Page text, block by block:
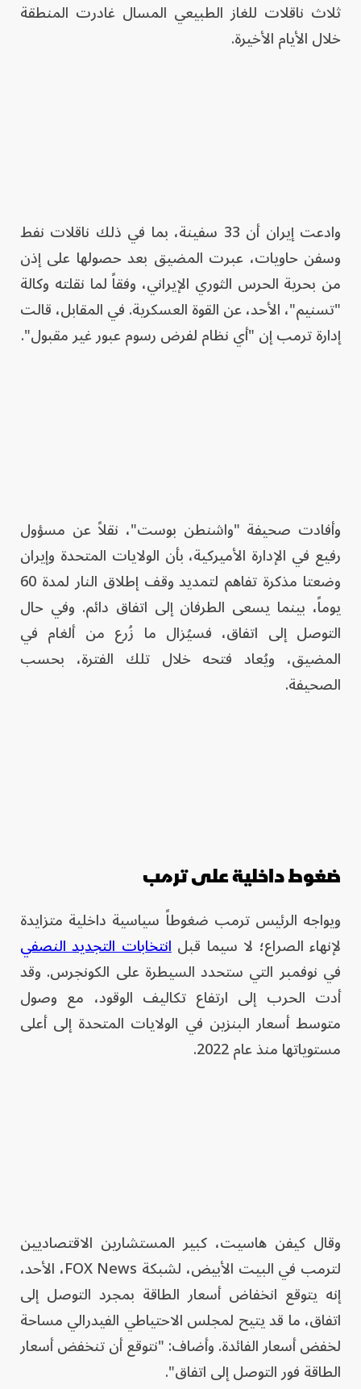
ثلاث ناقلات للغاز الطبيعي المسال غادرت المنطقة
خلال الأيام الأخيرة.
وادعت إيران أن 33 سفينة، بما في ذلك ناقلات نفط
وسفن حاويات، عبرت المضيق بعد حصولها على إذن
من بحرية الحرس الثوري الإيراني، وفقاً لما نقلته وكالة
"تسنيم"، الأحد، عن القوة العسكرية. في المقابل، قالت
إدارة ترمب إن "أي نظام لفرض رسوم عبور غير مقبول".
وأفادت صحيفة "واشنطن بوست"، نقلاً عن مسؤول
رفيع في الإدارة الأميركية، بأن الولايات المتحدة وإيران
وضعتا مذكرة تفاهم لتمديد وقف إطلاق النار لمدة 60
يوماً، بينما يسعى الطرفان إلى اتفاق دائم. وفي حال
التوصل إلى اتفاق، فسيُزال ما زُرع من ألغام في
المضيق، ويُعاد فتحه خلال تلك الفترة، بحسب
الصحيفة.
ضغوط داخلية على ترمب
ويواجه الرئيس ترمب ضغوطاً سياسية داخلية متزايدة
لإنهاء الصراع؛ لا سيما قبلانتخابات التجديد النصفي
في نوفمبر التي ستحدد السيطرة على الكونجرس. وقد
أدت الحرب إلى ارتفاع تكاليف الوقود، مع وصول
متوسط أسعار البنزين في الولايات المتحدة إلى أعلى
مستوياتها منذ عام 2022.
وقال كيفن هاسيت، كبير المستشارين الاقتصاديين
لترمب في البيت الأبيض، لشبكة FOX News، الأحد،
إنه يتوقع انخفاض أسعار الطاقة بمجرد التوصل إلى
اتفاق، ما قد يتيح لمجلس الاحتياطي الفيدرالي مساحة
لخفض أسعار الفائدة. وأضاف: "نتوقع أن تنخفض أسعار
الطاقة فور التوصل إلى اتفاق".